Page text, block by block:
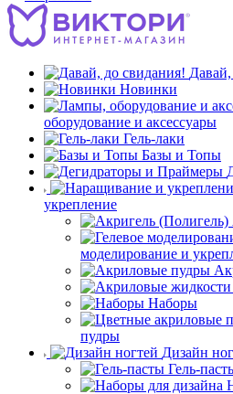
Новинки
оборудование и аксессуары
Гель-лаки
Базы и Топы
укрепление
моделирование и
Наборы
пудры
Дизайн
Гель-